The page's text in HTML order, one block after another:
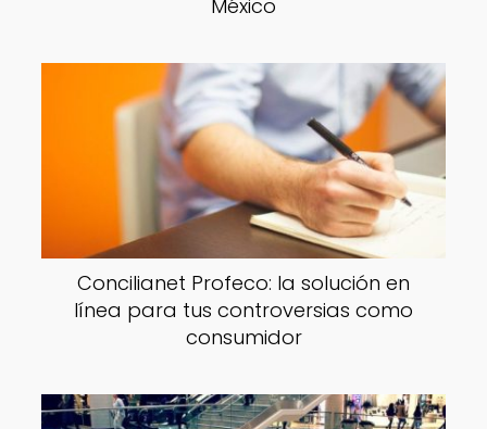
México
Concilianet Profeco: la solución en
línea para tus controversias como
consumidor